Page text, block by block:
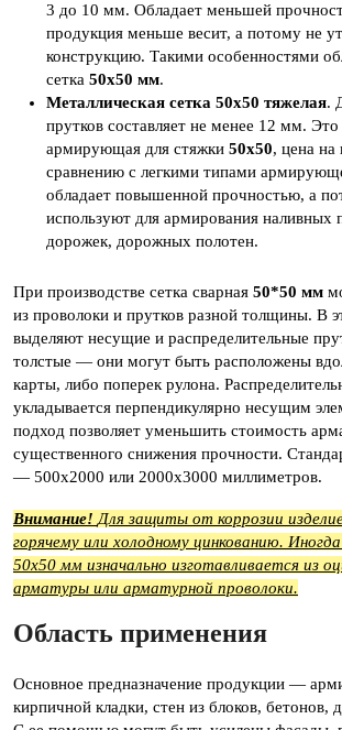
3 до 10 мм. Обладает меньшей
продукция меньше весит, а потому не
конструкцию. Такими особенностями
сетка 50х50 мм.
Металлическая сетка 50х50 тяжелая.
прутков составляет не менее 12 мм. Это
армирующая для стяжки 50х50, цена
сравнению с легкими типами
обладает повышенной прочностью, а
используют для армирования наливных
дорожек, дорожных полотен.
При производстве сетка сварная 50*50 мм
из проволоки и прутков разной толщины. В
выделяют несущие и распределительные
толстые — они могут быть расположены
карты, либо поперек рулона.
укладывается перпендикулярно несущим
подход позволяет уменьшить стоимость
существенного снижения прочности.
— 500х2000 или 2000х3000 миллиметров.
Внимание! Для защиты от коррозии
горячему или холодному цинкованию.
50х50 мм изначально изготавливается из
арматуры или арматурной проволоки.
Область применения
Основное предназначение продукции —
кирпичной кладки, стен из блоков, бетонов,